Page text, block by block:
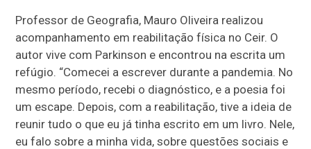
Professor de Geografia, Mauro Oliveira realizou
acompanhamento em reabilitação física no Ceir. O
autor vive com Parkinson e encontrou na escrita um
refúgio. “Comecei a escrever durante a pandemia. No
mesmo período, recebi o diagnóstico, e a poesia foi
um escape. Depois, com a reabilitação, tive a ideia de
reunir tudo o que eu já tinha escrito em um livro. Nele,
eu falo sobre a minha vida, sobre questões sociais e